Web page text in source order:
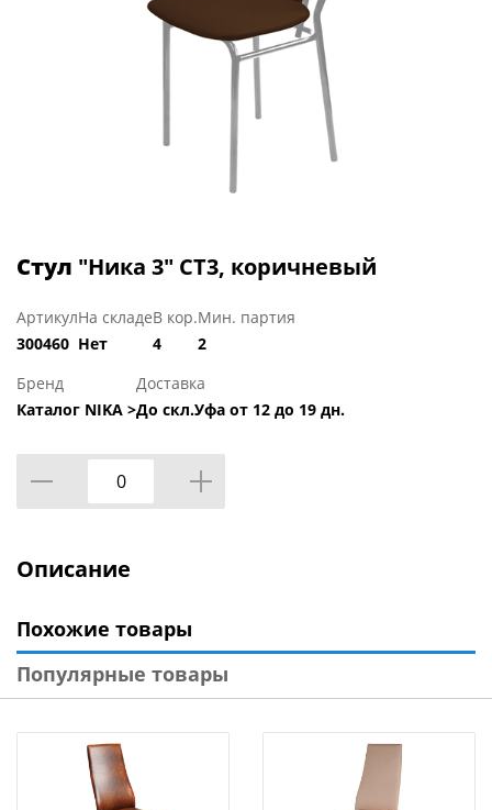
Стул "Ника 3" СТ3, коричневый
Артикул
300460
На складе
Нет
В кор.
4
Мин. партия
2
Бренд
Каталог NIKA >
Доставка
До скл.Уфа от 12 до 19 дн.
Описание
Похожие товары
Популярные товары